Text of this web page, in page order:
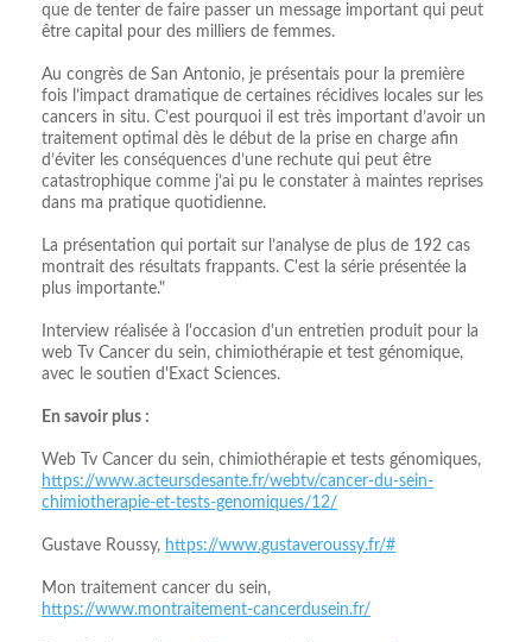
que de tenter de faire passer un message important qui peut
être capital pour des milliers de femmes.
Au congrès de San Antonio, je présentais pour la première
fois l’impact dramatique de certaines récidives locales sur les
cancers in situ. C’est pourquoi il est très important d’avoir un
traitement optimal dès le début de la prise en charge afin
d’éviter les conséquences d’une rechute qui peut être
catastrophique comme j’ai pu le constater à maintes reprises
dans ma pratique quotidienne.
La présentation qui portait sur l’analyse de plus de 192 cas
montrait des résultats frappants. C'est la série présentée la
plus importante."
Interview réalisée à l'occasion d'un entretien produit pour la
web Tv Cancer du sein, chimiothérapie et test génomique,
avec le soutien d'Exact Sciences.
En savoir plus :
Web Tv Cancer du sein, chimiothérapie et tests génomiques,
https://www.acteursdesante.fr/webtv/cancer-du-sein-
chimiotherapie-et-tests-genomiques/12/
Gustave Roussy, https://www.gustaveroussy.fr/#
Mon traitement cancer du sein,
https://www.montraitement-cancerdusein.fr/